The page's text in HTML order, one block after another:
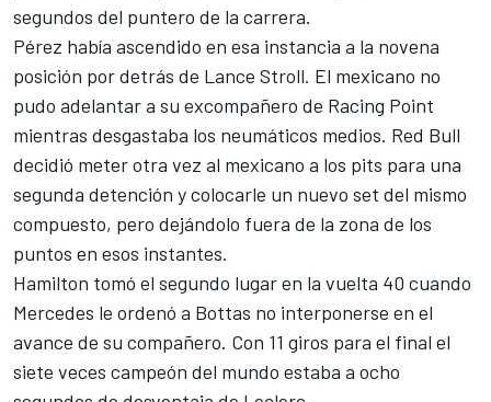
segundos del puntero de la carrera.
Pérez había ascendido en esa instancia a la novena
posición por detrás de Lance Stroll. El mexicano no
pudo adelantar a su excompañero de Racing Point
mientras desgastaba los neumáticos medios. Red Bull
decidió meter otra vez al mexicano a los pits para una
segunda detención y colocarle un nuevo set del mismo
compuesto, pero dejándolo fuera de la zona de los
puntos en esos instantes.
Hamilton tomó el segundo lugar en la vuelta 40 cuando
Mercedes le ordenó a Bottas no interponerse en el
avance de su compañero. Con 11 giros para el final el
siete veces campeón del mundo estaba a ocho